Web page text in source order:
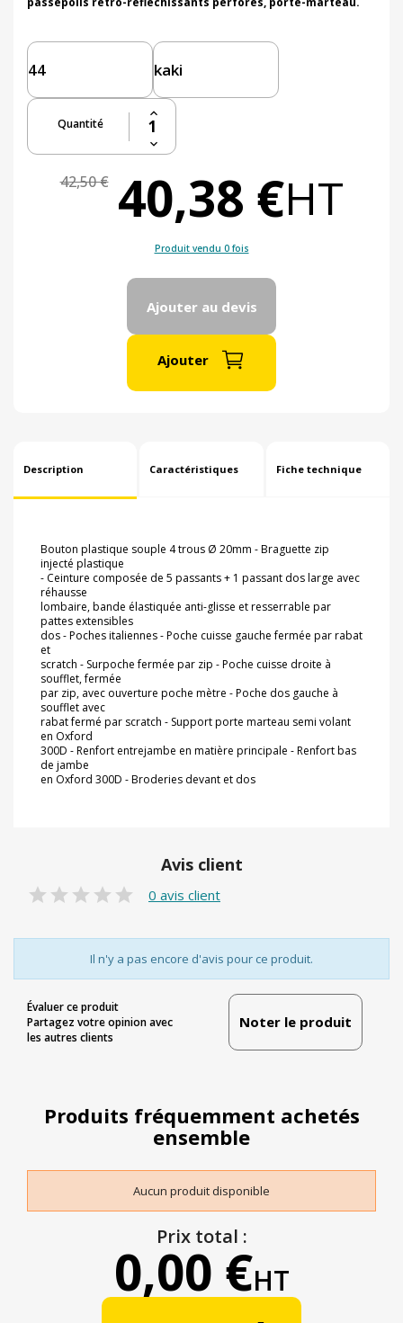
Quantité
42,50 € 40,38 €HT
Produit vendu 0 fois
Ajouter au devis
Ajouter
Description Caractéristiques Fiche technique
Bouton plastique souple 4 trous Ø 20mm - Braguette zip
injecté plastique
- Ceinture composée de 5 passants + 1 passant dos large avec
réhausse
lombaire, bande élastiquée anti-glisse et resserrable par
pattes extensibles
dos - Poches italiennes - Poche cuisse gauche fermée par rabat
et
scratch - Surpoche fermée par zip - Poche cuisse droite à
soufflet, fermée
par zip, avec ouverture poche mètre - Poche dos gauche à
soufflet avec
rabat fermé par scratch - Support porte marteau semi volant
en Oxford
300D - Renfort entrejambe en matière principale - Renfort bas
de jambe
en Oxford 300D - Broderies devant et dos
Avis client
0 avis client
Il n'y a pas encore d'avis pour ce produit.
Évaluer ce produit
Partagez votre opinion avec
les autres clients
Noter le produit
Produits fréquemment achetés
ensemble
Aucun produit disponible
Prix total :
0,00 €HT